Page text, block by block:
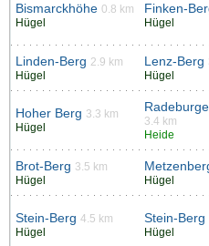
Bismarckhöhe 0.8 km
Hügel
Finken-
Hügel
Linden-Berg 2.9 km
Hügel
Lenz-Berg
Hügel
Hoher Berg 3.3 km
Hügel
3.4 km
Heide
Brot-Berg 3.5 km
Hügel
Hügel
Stein-Berg 4.5 km
Hügel
Stein-Berg
Hügel